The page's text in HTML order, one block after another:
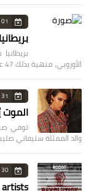
01 فبراير 2020
الأوروبي، منهية بذلك 47 عاما من الزواج الصاخب بين لند…
31 يناير 2019
الموت
والد الممثلة ستيفاني
30 نوفمبر 2018